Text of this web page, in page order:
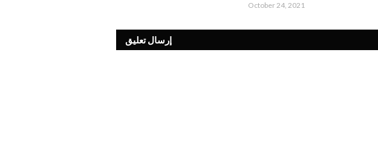
October 24, 2021
إرسال تعليق